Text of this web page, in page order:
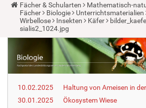
Y
o
u
a
r
e
r
e
Fächer & Schularten
Mathematisch-
Fächer
Biologie Unterrichtsmaterialien
Wirbellose
Insekten Käfer
sialis2_1024.jpg
10.02.2025
Haltung von Ameisen in
30.01.2025
Ökosystem Wiese